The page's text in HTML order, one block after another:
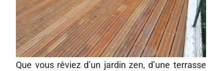
Que vous rêviez d’un jardin zen, d’une terrasse